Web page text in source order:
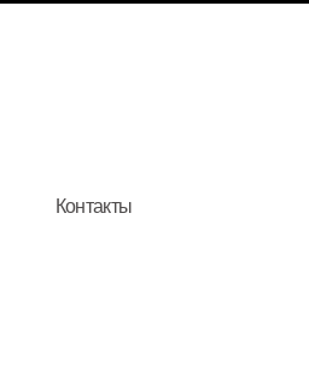
Контакты